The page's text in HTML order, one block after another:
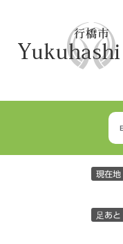
本
現在地
足あと